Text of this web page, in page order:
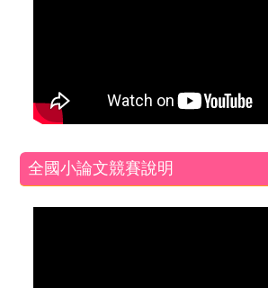
全國小論文競賽說明